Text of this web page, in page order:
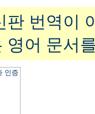
판 번역이
영어 문서
인증